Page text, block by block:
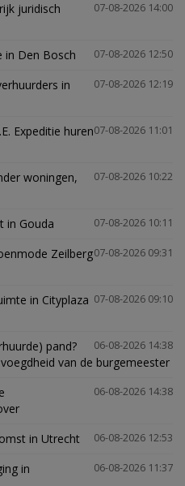
07-08-2026 14:00
juridisch
07-08-2026 12:50
in Den Bosch
07-08-2026 12:19
in
07-08-2026 11:01
Expeditie huren
07-08-2026 10:22
woningen,
07-08-2026 10:11
in Gouda
07-08-2026 09:31
Zeilberg
07-08-2026 09:10
in Cityplaza
06-08-2026 14:38
pand?
van de burgemeester
06-08-2026 14:38
06-08-2026 12:53
in Utrecht
06-08-2026 11:37
in